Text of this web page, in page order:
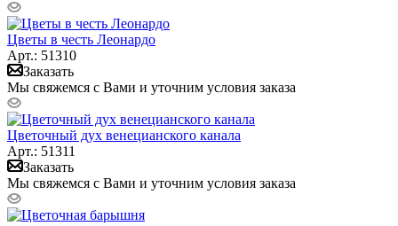
Цветы в честь Леонардо
Арт.: 51310
Заказать
Мы свяжемся с Вами и уточним условия заказа
Цветочный дух венецианского канала
Арт.: 51311
Заказать
Мы свяжемся с Вами и уточним условия заказа